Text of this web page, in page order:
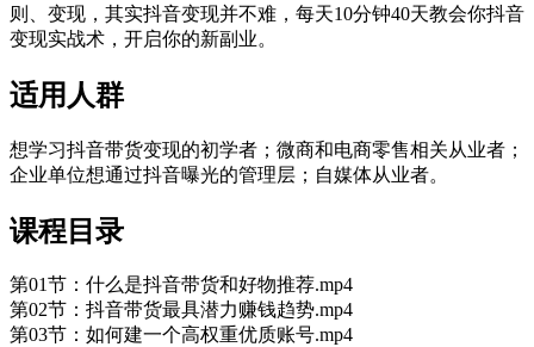
则、变现，其实抖音变现并不难，每天10分钟40天教会你抖音
变现实战术，开启你的新副业。
适用人群
想学习抖音带货变现的初学者；微商和电商零售相关从业者；
企业单位想通过抖音曝光的管理层；自媒体从业者。
课程目录
第01节：什么是抖音带货和好物推荐.mp4
第02节：抖音带货最具潜力赚钱趋势.mp4
第03节：如何建一个高权重优质账号.mp4